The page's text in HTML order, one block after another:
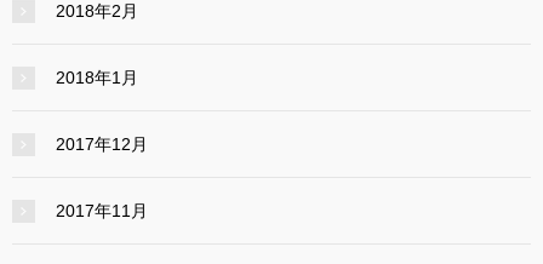
2018年2月
2018年1月
2017年12月
2017年11月